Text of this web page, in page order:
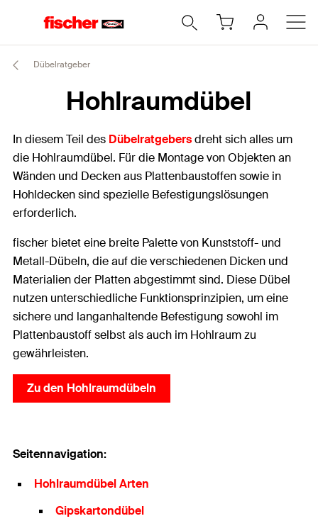
Dübelratgeber
Hohlraumdübel
In diesem Teil des Dübelratgebersdreht sich alles um
die Hohlraumdübel. Für die Montage von Objekten an
Wänden und Decken aus Plattenbaustoffen sowie in
Hohldecken sind spezielle Befestigungslösungen
erforderlich.
fischer bietet eine breite Palette von Kunststoff- und
Metall-Dübeln, die auf die verschiedenen Dicken und
Materialien der Platten abgestimmt sind. Diese Dübel
nutzen unterschiedliche Funktionsprinzipien, um eine
sichere und langanhaltende Befestigung sowohl im
Plattenbaustoff selbst als auch im Hohlraum zu
gewährleisten.
Zu den Hohlraumdübeln
Seitennavigation:
Hohlraumdübel Arten
Gipskartondübel